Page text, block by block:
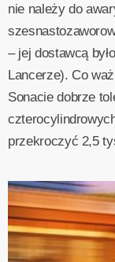
nie należy do
– jej dostawcą
Lancerze). Co
Sonacie dobrze
przekroczyć 2,5